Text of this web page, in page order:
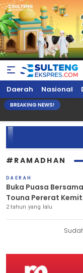
Berita Seputar
Sulteng
Daerah Nasional
BREAKING NEWS!
#RAMADHAN
DAERAH
Buka Puasa
Touna Pererat
2 tahun yang lalu